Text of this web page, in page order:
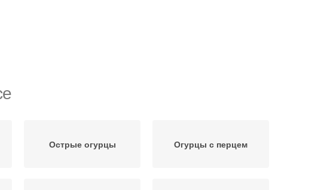
Острые огурцы Огурцы с перцем